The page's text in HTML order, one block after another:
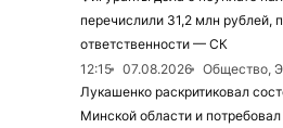
перечислили 31,2 млн рублей,
ответственности — СК
12:15
07.08.2026
Общество,
Лукашенко раскритиковал
Минской области и